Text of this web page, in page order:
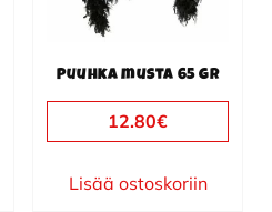
Puuhka musta 65 gr
12.80€
Lisää ostoskoriin